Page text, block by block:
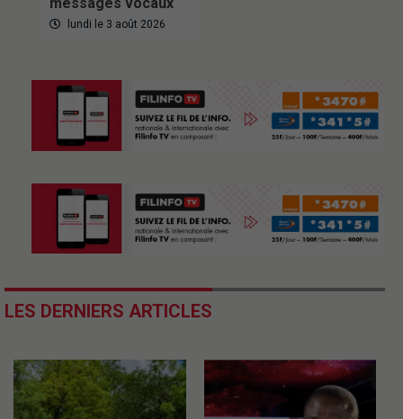
lundi le 3 août 2026
LES DERNIERS ARTICLES